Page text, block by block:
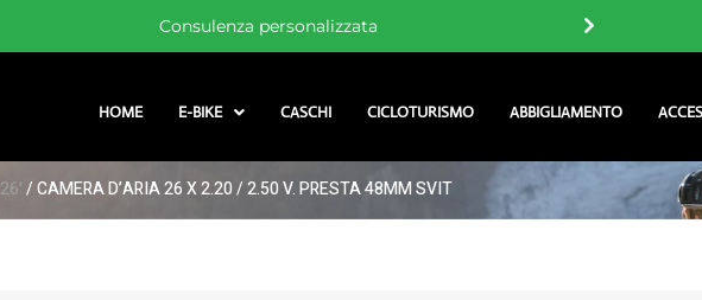
Consulenza personalizzata
HOME E-BIKE CASCHI CICLOTURISMO ABBIGLIAMENTO
26'/ CAMERA D’ARIA 26 X 2.20 / 2.50 V. PRESTA 48MM SVIT